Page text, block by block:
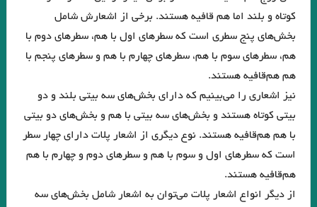
اسحاقیان . قسمت شانزدهم
.مروری بر کتاب الف، نوشته‌ی خورخه لوئیس بورخس سید احسان صدرائی
نگاهی بر مجموعه داستان « زندگی خاکستری با عطر وانیل» اثر شراره یقینی با
قلم: فریبا چلبی‌یانی
نگاهی فلسفی به داستان کوتاه “نقاشی ماریا” نوشته ی “میترا داور”. جواد
اسحاقیان. قسمت نهم
“آکواریوم شماره ی چهار” از “میترا داور” قسمت هشتم . جواد اسحاقیان
.خوانش روان شناختی مجموعه داستان “زنانی که زنده اند” نوشته ی “فریبا
کوتاه و بلند اما هم قافیه هستند. برخی از اشعارش شامل
بخش‌های پنج سطری است که سطرهای اول با هم، سطرهای دوم با
هم، سطرهای سوم با هم، سطرهای چهارم با هم و سطرهای پنجم با
هم هم‌قافیه‌ هستند.
نیز اشعاری را می‌بینیم که دارای بخش‌های سه بیتی بلند و دو
بیتی کوتاه هستند و بخش‌های سه بیتی با هم و بخش‌های دو بیتی
با هم هم‌قافیه هستند. نوع دیگری از اشعار پلات دارای چهار سطر
است که سطرهای اول و سوم با هم و سطرهای دوم و چهارم با هم
هم‌قافیه هستند.
از دیگر انواع اشعار پلات می‌توان به اشعار شامل بخش‌های سه